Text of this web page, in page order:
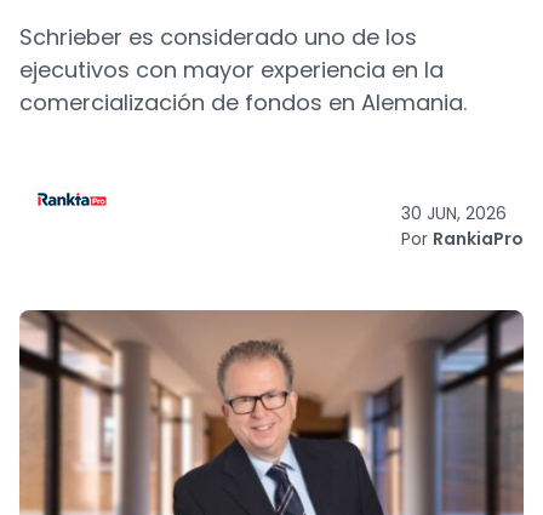
Schrieber es considerado uno de los
ejecutivos con mayor experiencia en la
comercialización de fondos en Alemania.
30 JUN, 2026
Por RankiaPro